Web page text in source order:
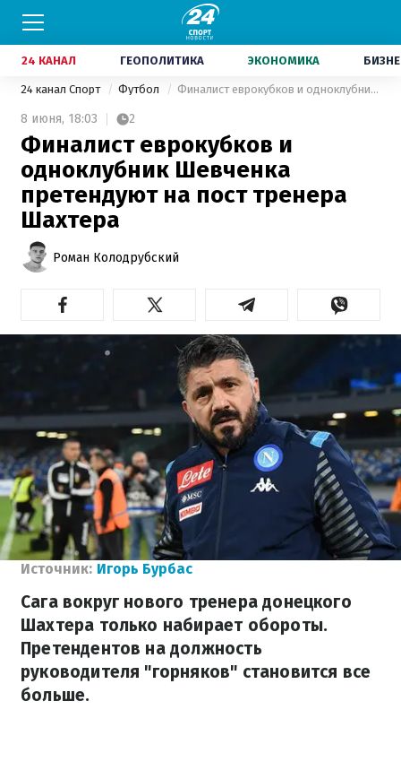
24 КАНАЛ ГЕОПОЛИТИКА ЭКОНОМИКА
24 канал Спорт Футбол Финалист еврокубков и одноклубник Шевченка претендуют на пост тренера Шахтера
8 июня, 18:03 2
Финалист еврокубков и
одноклубник Шевченка
претендуют на пост тренера
Шахтера
Роман Колодрубский
Источник: Игорь Бурбас
Сага вокруг нового тренера донецкого
Шахтера только набирает обороты.
Претендентов на должность
руководителя "горняков" становится все
больше.